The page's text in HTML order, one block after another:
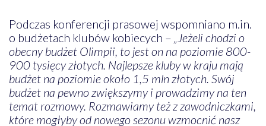
Podczas konferencji prasowej wspomniano m.in.
o budżetach klubów kobiecych – „Jeżeli chodzi o
obecny budżet Olimpii, to jest on na poziomie 800-
900 tysięcy złotych. Najlepsze kluby w kraju mają
budżet na poziomie około 1,5 mln złotych. Swój
budżet na pewno zwiększymy i prowadzimy na ten
temat rozmowy. Rozmawiamy też z zawodniczkami,
które mogłyby od nowego sezonu wzmocnić nasz